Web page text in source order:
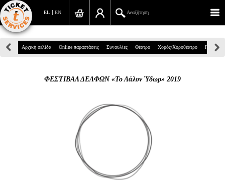
EN
EL Αναζήτηση
Πανεπιστημίου 39, Αθήνα
info@ticketservices.gr
Αναζήτηση
Σύνδεση/Εγγραφή
Παραγγελία
Αναζήτηση παραγγελίας
Αρχική σελίδα Online παραστάσεις Συναυλίες Θέατρο Χορός/Χοροθέατρο Παιδικά
ΦΕΣΤΙΒΑΛ ΔΕΛΦΩΝ «Το Λάλον Ύδωρ» 2019